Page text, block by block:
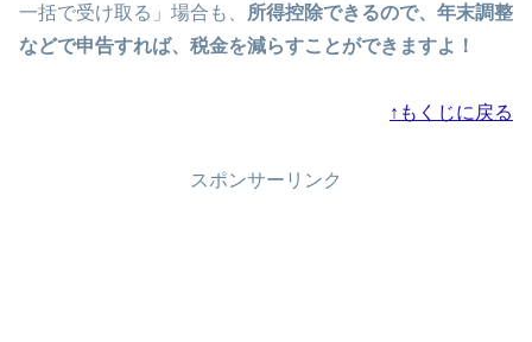
一括で受け取る」場合も、
所得控除できるので、年末調整
などで申告すれば、税金を減らすことができますよ！
↑もくじに戻る
スポンサーリンク